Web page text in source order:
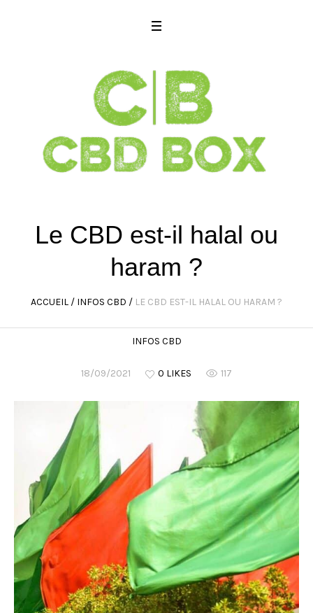
Le CBD est-il halal ou
haram ?
ACCUEIL / INFOS CBD / LE CBD EST-IL HALAL OU HARAM ?
INFOS CBD
18/09/2021 0 LIKES 117